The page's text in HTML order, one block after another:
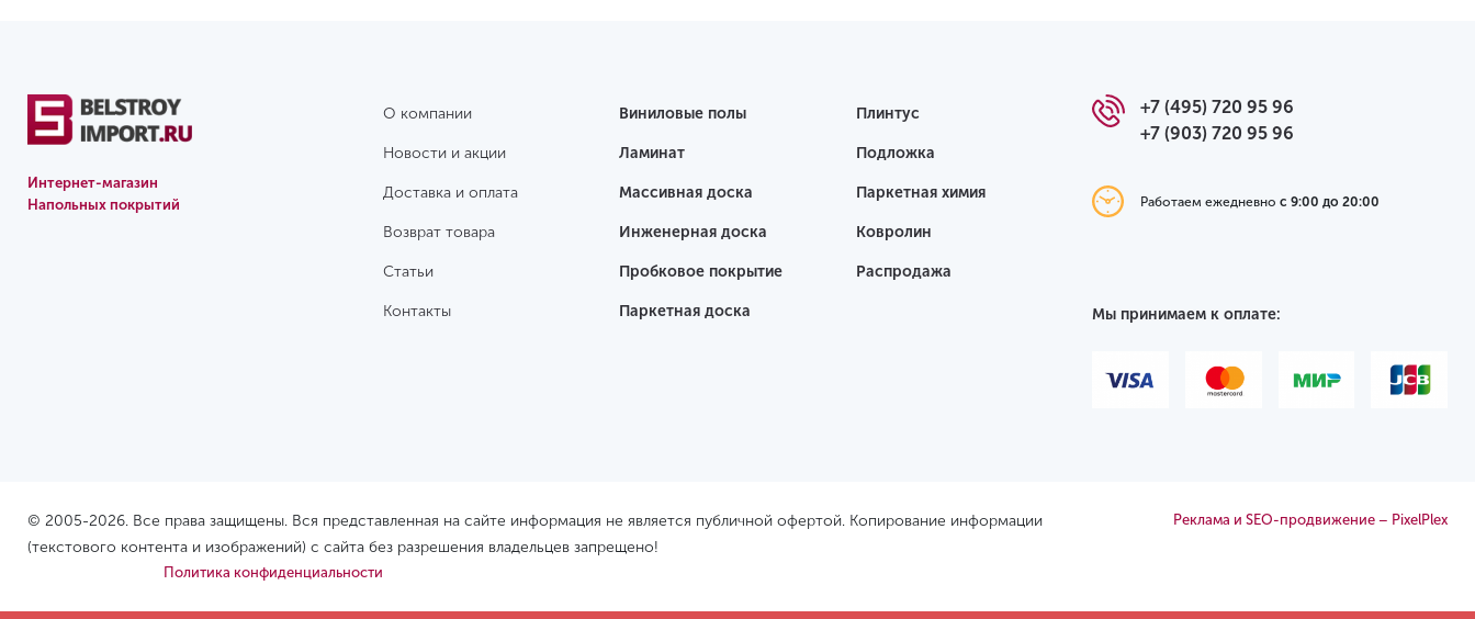
Интернет-магазин
Напольных покрытий
О компании
Новости и акции
Доставка и оплата
Возврат товара
Статьи
Контакты
Виниловые полы
Ламинат
Массивная доска
Инженерная доска
Пробковое покрытие
Паркетная доска
Плинтус
Подложка
Паркетная химия
Ковролин
Распродажа
+7 (495) 720 95 96
+7 (903) 720 95 96
Работаем ежедневнос 9:00 до 20:00
Мы принимаем к оплате:
© 2005-2026. Все права защищены. Вся представленная на сайте информация не является публичной офертой. Копирование информации
(текстового контента и изображений) с сайта без разрешения владельцев запрещено!
Реклама и SEO-продвижение – PixelPlex
Политика конфиденциальности